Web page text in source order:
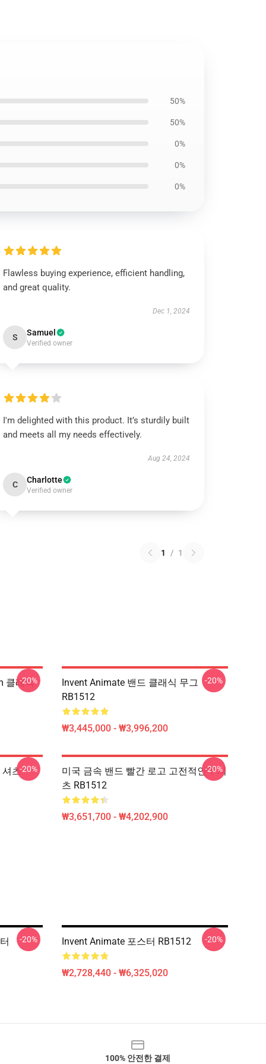
50%
50%
0%
0%
0%
Flawless buying experience, efficient handling,
and great quality.
Dec 1, 2024
S Samuel
Verified owner
I'm delighted with this product. It’s sturdily built
and meets all my needs effectively.
Aug 24, 2024
C Charlotte
Verified owner
1 / 1
클래식
-20%
Invent Animate 밴드 클래식 무그
RB1512
₩3,445,000 - ₩3,996,200
-20%
셔츠-20%
미국 금속 밴드 빨간 로고 고전적인 T 셔
츠 RB1512
₩3,651,700 - ₩4,202,900
-20%
-20% Invent Animate 포스터 RB1512
₩2,728,440 - ₩6,325,020
-20%
100% 안전한 결제